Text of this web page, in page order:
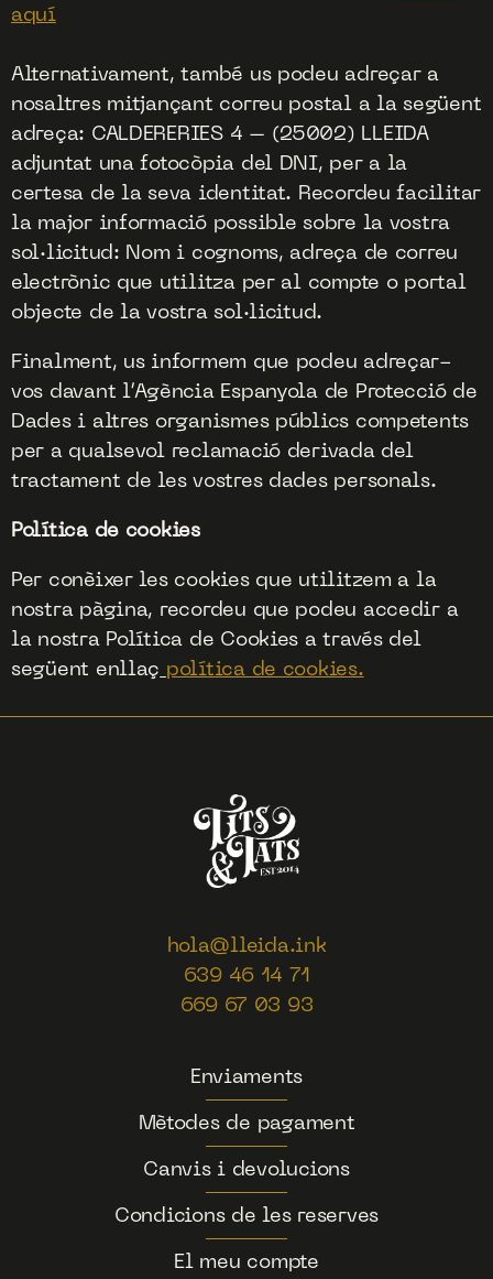
aquí
Alternativament, també us podeu adreçar a
nosaltres mitjançant correu postal a la següent
adreça: CALDERERIES 4 – (25002) LLEIDA
adjuntat una fotocòpia del DNI, per a la
certesa de la seva identitat. Recordeu facilitar
la major informació possible sobre la vostra
sol·licitud: Nom i cognoms, adreça de correu
electrònic que utilitza per al compte o portal
objecte de la vostra sol·licitud.
Finalment, us informem que podeu adreçar-
vos davant l’Agència Espanyola de Protecció de
Dades i altres organismes públics competents
per a qualsevol reclamació derivada del
tractament de les vostres dades personals.
Política de cookies
Per conèixer les cookies que utilitzem a la
nostra pàgina, recordeu que podeu accedir a
la nostra Política de Cookies a través del
següent enllaç política de cookies.
Enviaments
Mètodes de pagament
Canvis i devolucions
Condicions de les reserves
El meu compte
hola@lleida.ink
639 46 14 71
669 67 03 93